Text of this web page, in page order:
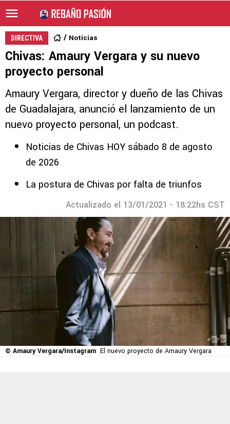
DIRECTIVA Noticias
Chivas: Amaury Vergara y su nuevo
proyecto personal
Amaury Vergara, director y dueño de las Chivas
de Guadalajara, anunció el lanzamiento de un
nuevo proyecto personal, un podcast.
Noticias de Chivas HOY sábado 8 de agosto
de 2026
La postura de Chivas por falta de triunfos
Actualizado el 13/01/2021 - 18:22hs CST
© Amaury Vergara/Instagram El nuevo proyecto de Amaury Vergara